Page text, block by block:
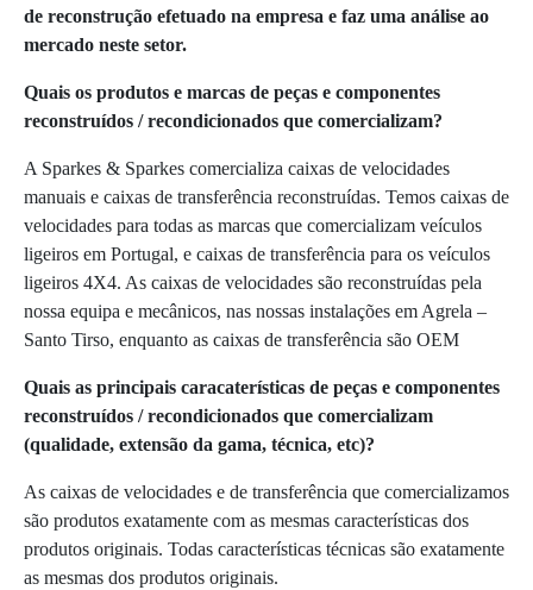
de reconstrução efetuado na empresa e faz uma análise ao
mercado neste setor.
Quais os produtos e marcas de peças e componentes
reconstruídos / recondicionados que comercializam?
A Sparkes & Sparkes comercializa caixas de velocidades
manuais e caixas de transferência reconstruídas. Temos caixas de
velocidades para todas as marcas que comercializam veículos
ligeiros em Portugal, e caixas de transferência para os veículos
ligeiros 4X4. As caixas de velocidades são reconstruídas pela
nossa equipa e mecânicos, nas nossas instalações em Agrela –
Santo Tirso, enquanto as caixas de transferência são OEM
Quais as principais caracaterísticas de peças e componentes
reconstruídos / recondicionados que comercializam
(qualidade, extensão da gama, técnica, etc)?
As caixas de velocidades e de transferência que comercializamos
são produtos exatamente com as mesmas características dos
produtos originais. Todas características técnicas são exatamente
as mesmas dos produtos originais.